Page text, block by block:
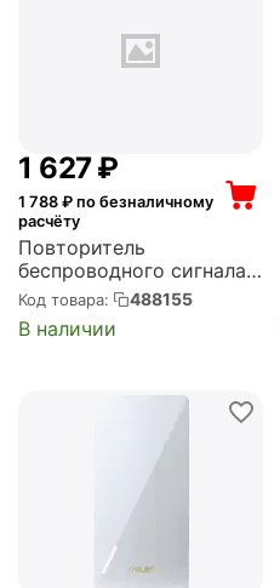
1 627₽
1 788 ₽ по безналичному
расчёту
Повторитель
беспроводного сигнала
DIGMA AC1200
10/100BASE-TX/Wi-Fi
белый (D-WR400)
Код товара: 488155
В наличии